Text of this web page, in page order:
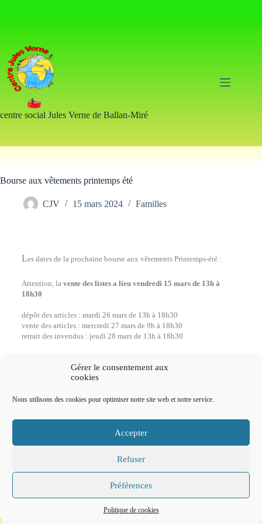
Gérer le consentement aux
cookies
Nous utilisons des cookies pour optimiser notre site web et notre service.
Accepter
Refuser
Préférences
Politique de cookies
centre social Jules Verne de Ballan-Miré
Bourse aux vêtements printemps été
CJV 15 mars 2024 Familles
Les dates de la prochaine bourse aux vêtements Printemps-été :
Attention, la vente des listes a lieu vendredi 15 mars de 13h à
18h30
dépôt des articles : mardi 26 mars de 13h à 18h30
vente des articles : mercredi 27 mars de 9h à 18h30
retrait des invendus : jeudi 28 mars de 13h à 18h30
Copyright © 2026 - Thème WordPress par